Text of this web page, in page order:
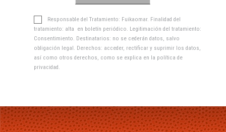
Responsable del Tratamiento: Fuikaomar. Finalidad del
tratamiento: alta en boletín periódico. Legitimación del tratamiento:
Consentimiento. Destinatarios: no se cederán datos, salvo
obligación legal. Derechos: acceder, rectificar y suprimir los datos,
así como otros derechos, como se explica en la política de
privacidad .